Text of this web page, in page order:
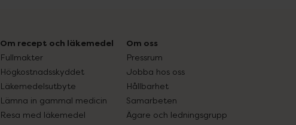
Om recept och läkemedel
Fullmakter
Högkostnadsskyddet
Läkemedelsutbyte
Lämna in gammal medicin
Resa med läkemedel
Om oss
Pressrum
Jobba hos oss
Hållbarhet
Samarbeten
Ägare och ledningsgrupp